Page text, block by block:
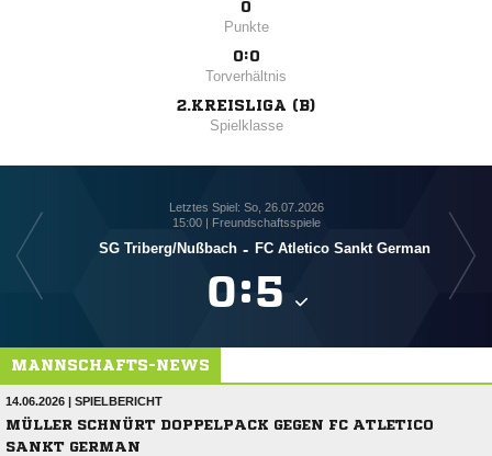
0
Punkte
0:0
Torverhältnis
2.KREISLIGA (B)
Spielklasse
Letztes Spiel: So, 26.07.2026
15:00 | Freundschaftsspiele
SG Triberg/​Nußbach - FC Atletico Sankt German
:
MANNSCHAFTS-NEWS
14.06.2026 | SPIELBERICHT
MÜLLER SCHNÜRT DOPPELPACK GEGEN FC ATLETICO
SANKT GERMAN